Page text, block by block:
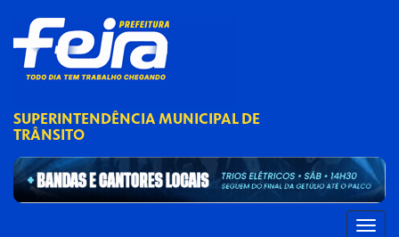
SUPERINTENDÊNCIA MUNICIPAL DE
TRÂNSITO